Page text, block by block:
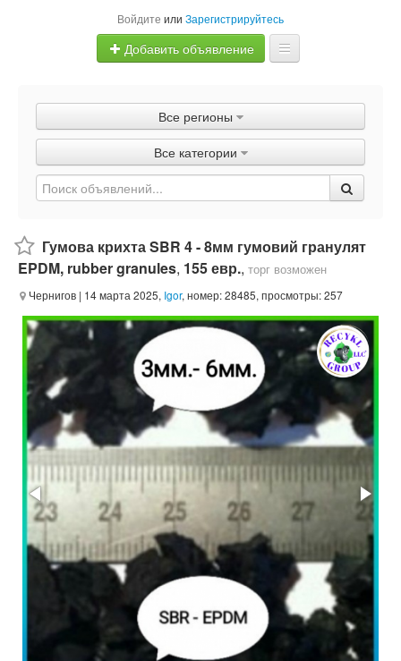
Войдите или Зарегистрируйтесь
Добавить объявление
Объявления
Быстрая продажа
Все регионы
Все категории
Гумова крихта SBR 4 - 8мм гумовий гранулят
EPDM, rubber granules, 155 евр., торг возможен
Чернигов | 14 марта 2025, Igor, номер: 28485, просмотры: 257